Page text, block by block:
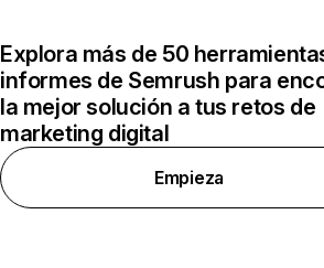
Explora más de 50
informes de Semrush para
la mejor solución a tus retos de
marketing digital
Empieza